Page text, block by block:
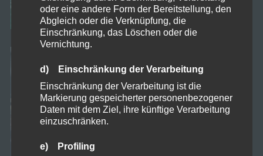
oder eine andere Form der Bereitstellung, den
Abgleich oder die Verknüpfung, die
Einschränkung, das Löschen oder die
Vernichtung.
d) Einschränkung der Verarbeitung
Einschränkung der Verarbeitung ist die
Markierung gespeicherter personenbezogener
Daten mit dem Ziel, ihre künftige Verarbeitung
einzuschränken.
e) Profiling